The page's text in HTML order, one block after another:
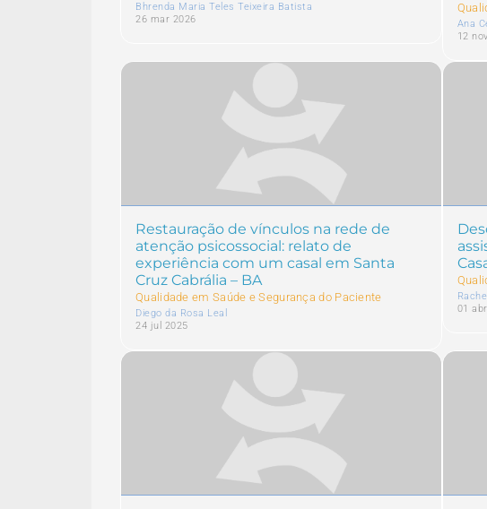
Bhrenda Maria Teles Teixeira Batista
26 mar 2026
Ana
12
Restauração de vínculos na rede de
atenção psicossocial: relato de
experiência com um casal em Santa
Cruz Cabrália – BA
Qualidade em Saúde e Segurança do Paciente
Diego da Rosa Leal
24 jul 2025
01